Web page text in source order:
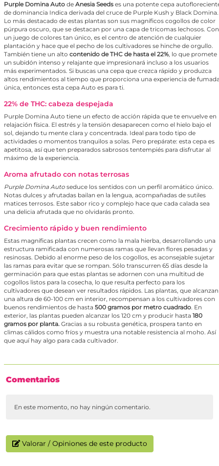
Purple Domina Auto de Anesia Seeds es una potente cepa
de dominancia Indica derivada del cruce de Purple Kush y Black Domina.
Lo más destacado de estas plantas son sus magníficos cogollos de color
púrpura oscuro, que se destacan por una capa de tricomas lechosos. Con
un juego de colores tan único, es el centro de atención de cualquier
plantación y hace que el pecho de los cultivadores se hinche de orgullo.
También tiene un alto contenido de THC de hasta el 22%, lo que promete
un subidón intenso y relajante que impresionará incluso a los usuarios
más experimentados. Si buscas una cepa que crezca rápido y produzca
altos rendimientos al tiempo que proporciona una experiencia de
única, entonces esta cepa Auto es para ti.
22% de THC: cabeza despejada
Purple Domina Auto tiene un efecto de acción rápida que te envuelve en
relajación física. El estrés y la tensión desaparecen como el hielo bajo el
sol, dejando tu mente clara y concentrada. Ideal para todo tipo de
actividades o momentos tranquilos a solas. Pero prepárate: esta cepa es
apetitosa, así que ten preparados sabrosos tentempiés para disfrutar al
máximo de la experiencia.
Aroma afrutado con notas terrosas
Purple Domina Auto seduce los sentidos con un perfil aromático único.
Notas dulces y afrutadas bailan en la lengua, acompañadas de sutiles
matices terrosos. Este sabor rico y complejo hace que cada calada sea
una delicia afrutada que no olvidarás pronto.
Crecimiento rápido y buen rendimiento
Estas magníficas plantas crecen como la mala hierba, desarrollando una
estructura ramificada con numerosas ramas que llevan flores pesadas y
resinosas. Debido al enorme peso de los cogollos, es aconsejable sujetar
las ramas para evitar que se rompan. Sólo transcurren 65 días desde la
germinación para que estas plantas se adornen con una multitud de
cogollos listos para la cosecha, lo que resulta perfecto para los
cultivadores que desean ver resultados rápidos. Las plantas, que alcanzan
una altura de 60-100 cm en interior, recompensan a los cultivadores con
buenos rendimientos de hasta 500 gramos por metro cuadrado. En
exterior, las plantas pueden alcanzar los 120 cm y producir hasta 180
gramos por planta. Gracias a su robusta genética, prospera tanto en
climas cálidos como fríos y muestra una notable resistencia al moho. Así
que aquí hay algo para cada cultivador.
Comentarios
En este momento, no hay ningún comentario.
Valorar / Opiniones de este producto